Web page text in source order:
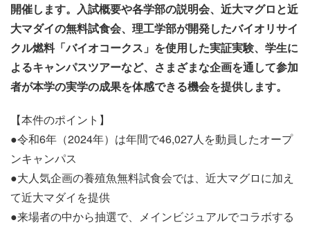
開催します。入試概要や各学部の説明会、近大マグロと近
大マダイの無料試食会、理工学部が開発したバイオリサイ
クル燃料「バイオコークス」を使用した実証実験、学生に
よるキャンパスツアーなど、さまざまな企画を通して参加
者が本学の実学の成果を体感できる機会を提供します。
【本件のポイント】
●令和6年（2024年）は年間で46,027人を動員したオープ
ンキャンパス
●大人気企画の養殖魚無料試食会では、近大マグロに加え
て近大マダイを提供
●来場者の中から抽選で、メインビジュアルでコラボする